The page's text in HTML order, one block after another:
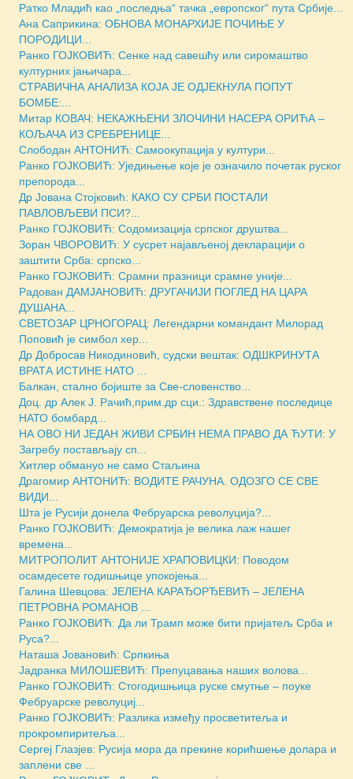
Ратко Младић као „последња“ тачка „европског“ пута Србије...
Ана Саприкина: ОБНОВА МОНАРХИЈЕ ПОЧИЊЕ У
ПОРОДИЦИ...
Ранко ГОЈКОВИЋ: Сенке над савешћу или сиромаштво
културних јањичара...
СТРАВИЧНА АНАЛИЗА КОЈА ЈЕ ОДЈЕКНУЛА ПОПУТ
БОМБЕ:...
Митар КОВАЧ: НЕКАЖЊЕНИ ЗЛОЧИНИ НАСЕРА ОРИЋА –
КОЉАЧА ИЗ СРЕБРЕНИЦЕ...
Слободан АНТОНИЋ: Самоокупација у култури...
Ранко ГОЈКОВИЋ: Уједињење које је означило почетак руског
препорода...
Др Јована Стојковић: КАКО СУ СРБИ ПОСТАЛИ
ПАВЛОВЉЕВИ ПСИ?...
Ранко ГОЈКОВИЋ: Содомизација српског друштва...
Зоран ЧВОРОВИЋ: У сусрет најављеној декларацији о
заштити Срба: српско...
Ранко ГОЈКОВИЋ: Срамни празници срамне уније...
Радован ДАМЈАНОВИЋ: ДРУГАЧИЈИ ПОГЛЕД НА ЦАРА
ДУШАНА...
СВЕТОЗАР ЦРНОГОРАЦ: Легендарни командант Милорад
Поповић је симбол хер...
Др Добросав Никодиновић, судски вештак: ОДШКРИНУТА
ВРАТА ИСТИНЕ НАТО ...
Балкан, стално бојиште за Све-словенство...
Доц. др Алек Ј. Рачић,прим.др сци.: Здравствене последице
НАТО бомбард...
НА ОВО НИ ЈЕДАН ЖИВИ СРБИН НЕМА ПРАВО ДА ЋУТИ: У
Загребу постављају сп...
Хитлер обмануо не само Стаљина
Драгомир АНТОНИЋ: ВОДИТЕ РАЧУНА. ОДОЗГО СЕ СВЕ
ВИДИ...
Шта је Русији донела Фебруарска револуција?...
Ранко ГОЈКОВИЋ: Демократија је велика лаж нашег
времена...
МИТРОПОЛИТ АНТОНИЈЕ ХРАПОВИЦКИ: Поводом
осамдесете годишњице упокојења...
Галина Шевцова: ЈЕЛЕНА КАРАЂОРЂЕВИЋ – ЈЕЛЕНА
ПЕТРОВНА РОМАНОВ ...
Ранко ГОЈКОВИЋ: Да ли Трамп може бити пријатељ Срба и
Руса?...
Наташа Јовановић: Српкиња
Јадранка МИЛОШЕВИЋ: Препуцавања наших волова...
Ранко ГОЈКОВИЋ: Стогодишњица руске смутње – поуке
Фебруарске револуциј...
Ранко ГОЈКОВИЋ: Разлика између просветитеља и
прокромпиритеља...
Сергеј Глазјев: Русија мора да прекине корићшење долара и
заплени све ...